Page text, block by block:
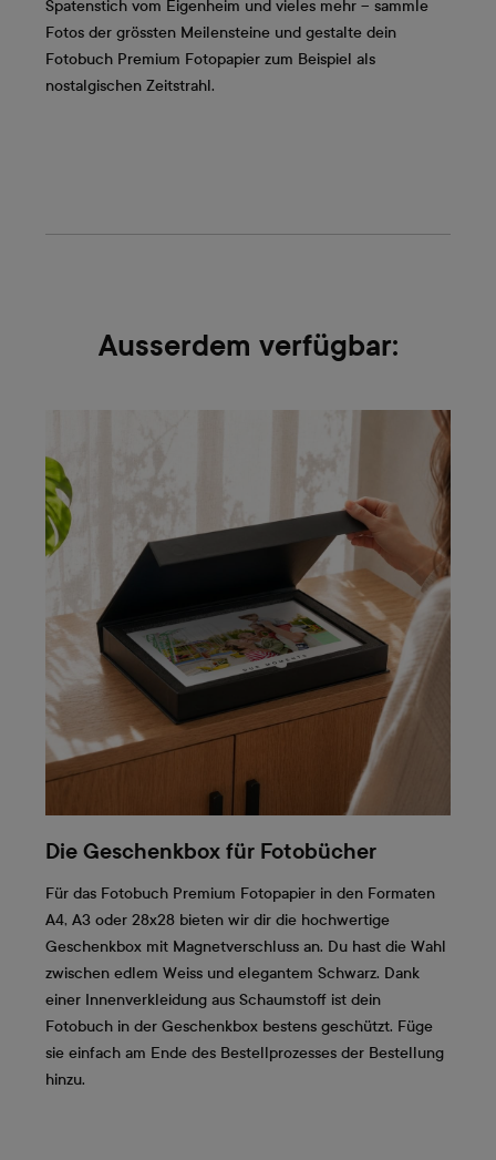
Spatenstich vom Eigenheim und vieles mehr – sammle
Fotos der grössten Meilensteine und gestalte dein
Fotobuch Premium Fotopapier zum Beispiel als
nostalgischen Zeitstrahl.
Ausserdem verfügbar:
Die Geschenkbox für Fotobücher
Für das Fotobuch Premium Fotopapier in den Formaten
A4, A3 oder 28x28 bieten wir dir die hochwertige
Geschenkbox mit Magnetverschluss an. Du hast die Wahl
zwischen edlem Weiss und elegantem Schwarz. Dank
einer Innenverkleidung aus Schaumstoff ist dein
Fotobuch in der Geschenkbox bestens geschützt. Füge
sie einfach am Ende des Bestellprozesses der Bestellung
hinzu.